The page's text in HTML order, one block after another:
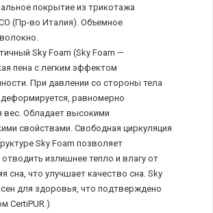
покрытие из трикотажа
(Пр-во Италия). Объемное
Sky Foam (Sky Foam —
пена с легким эффектом
При давлении со стороны тела
равномерно
вес. Обладает высокими
свойствами. Свободная циркуляция
Sky Foam позволяет
излишнее тепло и влагу от
сна, что улучшает качество сна. Sky
для здоровья, что подтверждено
CertiPUR.)